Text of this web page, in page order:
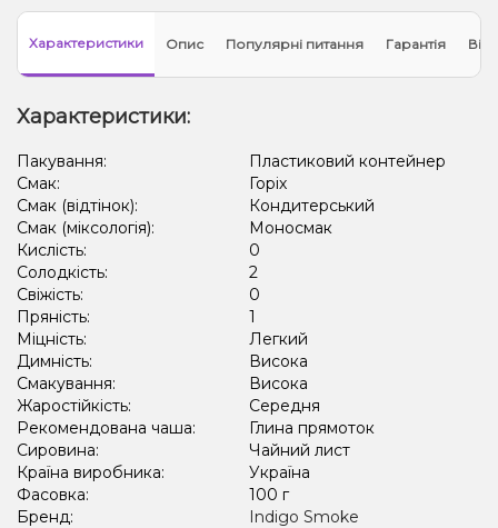
Характеристики Опис Популярні питання Гарантія
Характеристики:
Пакування:
Пластиковий контейнер
Смак:
Горіх
Смак (відтінок):
Кондитерський
Смак (міксологія):
Моносмак
Кислість:
0
Солодкість:
2
Свіжість:
0
Пряність:
1
Міцність:
Легкий
Димність:
Висока
Смакування:
Висока
Жаростійкість:
Середня
Рекомендована чаша:
Глина прямоток
Сировина:
Чайний лист
Країна виробника:
Україна
Фасовка:
100 г
Бренд:
Indigo Smoke